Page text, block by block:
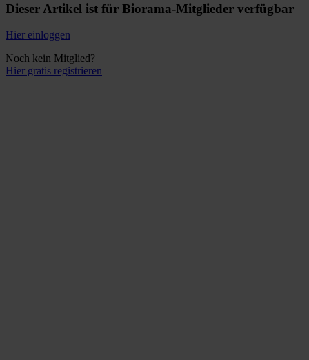
Dieser Artikel ist für Biorama-Mitglieder verfügbar
Hier einloggen
Noch kein Mitglied?
Hier gratis registrieren